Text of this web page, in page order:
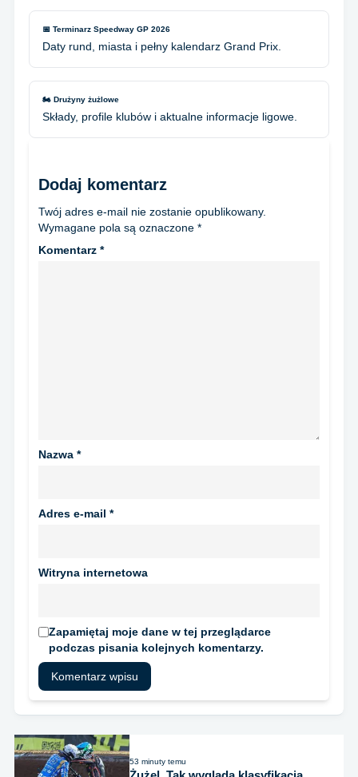
📅 Terminarz Speedway GP 2026
Daty rund, miasta i pełny kalendarz Grand Prix.
🏍️ Drużyny żużlowe
Składy, profile klubów i aktualne informacje ligowe.
Dodaj komentarz
Twój adres e-mail nie zostanie opublikowany.
Wymagane pola są oznaczone *
Komentarz *
Nazwa *
Adres e-mail *
Witryna internetowa
Zapamiętaj moje dane w tej przeglądarce
podczas pisania kolejnych komentarzy.
53 minuty temu